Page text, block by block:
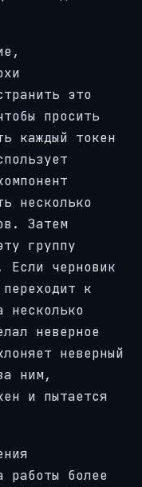
это
просить
каждый токен
несколько
Затем
группу
Если черновик
к
несколько
неверное
неверный
ним,
и пытается
работы более